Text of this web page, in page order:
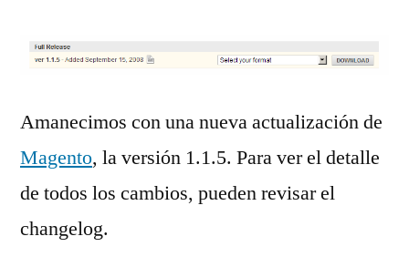
Amanecimos con una nueva actualización de
Magento, la versión 1.1.5. Para ver el detalle
de todos los cambios, pueden revisar el
changelog.